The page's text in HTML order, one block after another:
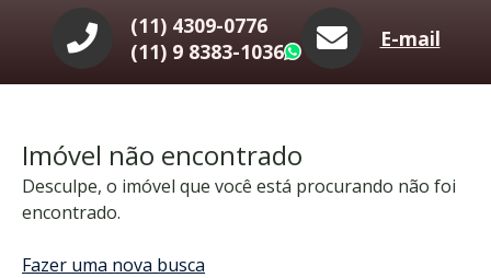
(11) 4309-0776
(11) 9 8383-1036
WhatsApp
E-mail
Imóvel não encontrado
Desculpe, o imóvel que você está procurando não foi
encontrado.
Fazer uma nova busca